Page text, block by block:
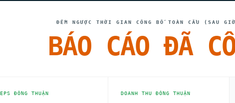
ĐẾM NGƯỢC THỜI GIAN CÔNG BỐ TOÀN CẦU (SAU
BÁO CÁO ĐÃ
EPS ĐỒNG THUẬN DOANH THU ĐỒNG THUẬN